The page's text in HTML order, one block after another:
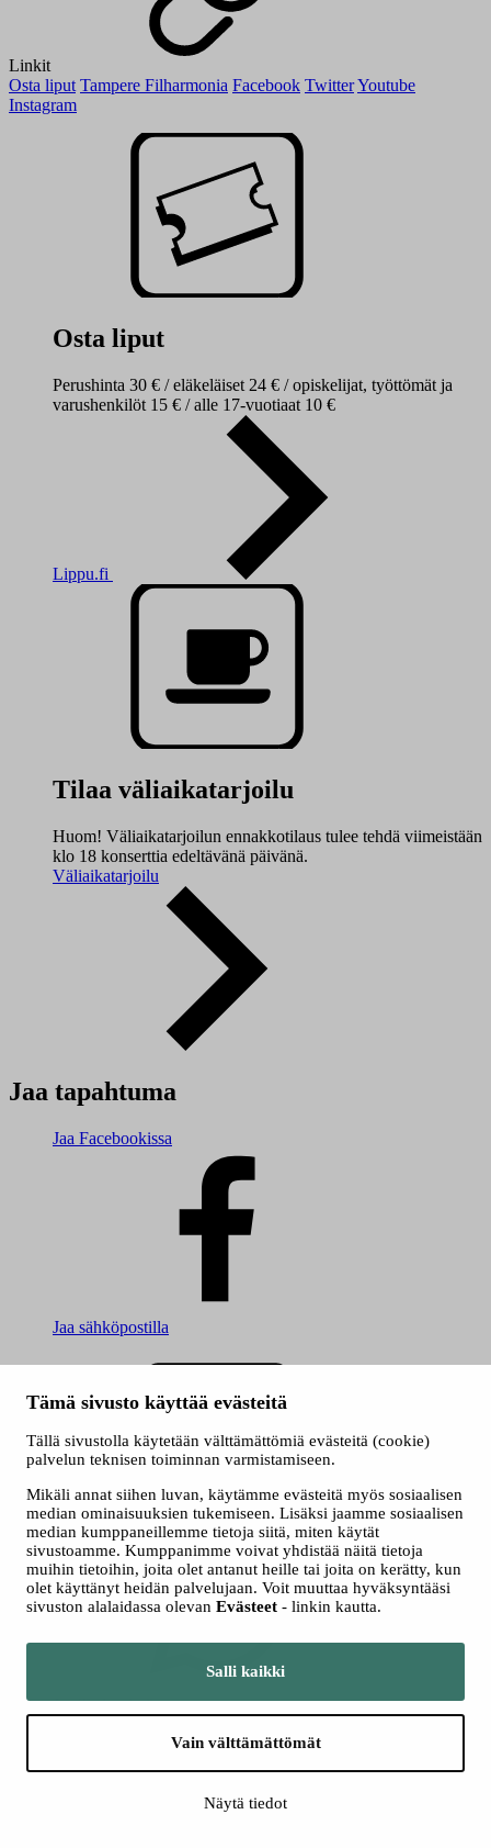
Tämä sivusto käyttää evästeitä
Tällä sivustolla käytetään välttämättömiä evästeitä (cookie)
palvelun teknisen toiminnan varmistamiseen.
Mikäli annat siihen luvan, käytämme evästeitä myös sosiaalisen
median ominaisuuksien tukemiseen. Lisäksi jaamme sosiaalisen
median kumppaneillemme tietoja siitä, miten käytät
sivustoamme. Kumppanimme voivat yhdistää näitä tietoja
muihin tietoihin, joita olet antanut heille tai joita on kerätty, kun
olet käyttänyt heidän palvelujaan. Voit muuttaa hyväksyntääsi
sivuston alalaidassa olevan Evästeet - linkin kautta.
Salli kaikki
Vain välttämättömät
Näytä tiedot
Linkit
Osta liput Tampere Filharmonia Facebook TwitterYoutube
Instagram
Osta liput
Perushinta 30 € / eläkeläiset 24 € / opiskelijat, työttömät ja
varushenkilöt 15 € / alle 17-vuotiaat 10 €
Lippu.fi
Tilaa väliaikatarjoilu
Huom! Väliaikatarjoilun ennakkotilaus tulee tehdä viimeistään
klo 18 konserttia edeltävänä päivänä.
Väliaikatarjoilu
Jaa tapahtuma
Jaa Facebookissa
Jaa sähköpostilla
Jaa WhatsAppissa
Jaa Twitterissä